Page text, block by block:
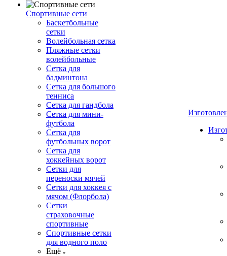
Спортивные сети
Баскетбольные
сетки
Волейбольная сетка
Пляжные сетки
волейбольные
Сетка для
бадминтона
Сетка для большого
тенниса
Сетка для гандбола
Сетка для мини-
футбола
Сетка для
футбольных ворот
Сетка для
хоккейных ворот
Сетки для
переноски мячей
Сетки для хоккея с
мячом (Флорбола)
Сетки
страховочные
спортивные
Спортивные сетки
для водного поло
Ещё